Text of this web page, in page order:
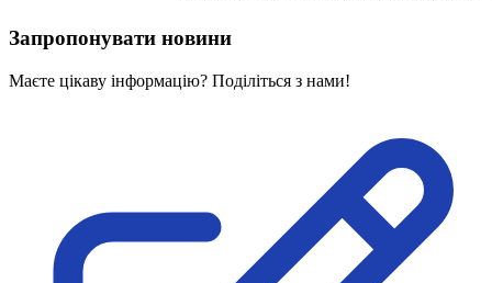
Запропонувати новини
Маєте цікаву інформацію? Поділіться з нами!